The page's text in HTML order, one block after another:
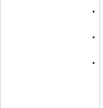
·
·
·